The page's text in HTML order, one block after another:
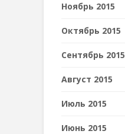
Ноябрь 2015
Октябрь 2015
Сентябрь 2015
Август 2015
Июль 2015
Июнь 2015